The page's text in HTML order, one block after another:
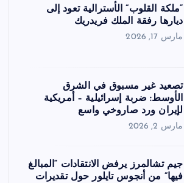
“ملكة القلوب” الأسترالية تعود إلى
ديارها رفقة الملك فريدريك
مارس 17, 2026
تصعيد غير مسبوق في الشرق
الأوسط: ضربة إسرائيلية – أمريكية
لإيران ورد صاروخي واسع
مارس 2, 2026
جيم تشالمرز يرفض الانتقادات “المبالغ
فيها” من أنجوس تايلور حول تقديرات